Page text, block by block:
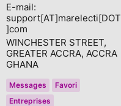
E-mail:
support[AT]marelecti[DOT
]com
WINCHESTER STREET,
GREATER ACCRA, ACCRA
GHANA
Messages
Favori
Entreprises